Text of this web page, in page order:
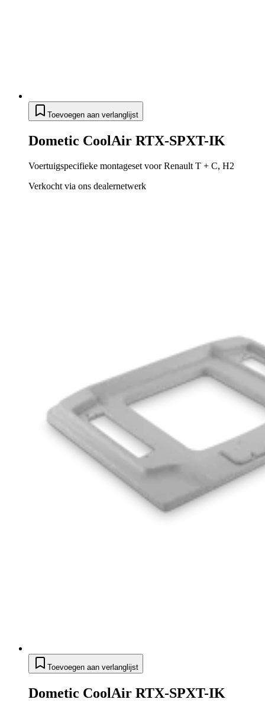
Toevoegen aan verlanglijst
Dometic CoolAir RTX-SPXT-IK
Voertuigspecifieke montageset voor Renault T + C, H2
Verkocht via ons dealernetwerk
Toevoegen aan verlanglijst
Dometic CoolAir RTX-SPXT-IK